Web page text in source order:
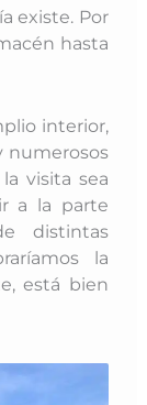
existe. Por
hasta
interior,
numerosos
visita sea
a la parte
distintas
la
, está bien